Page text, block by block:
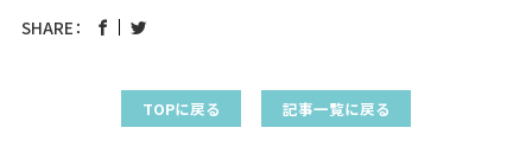
SHARE：
TOPに戻る 記事一覧に戻る